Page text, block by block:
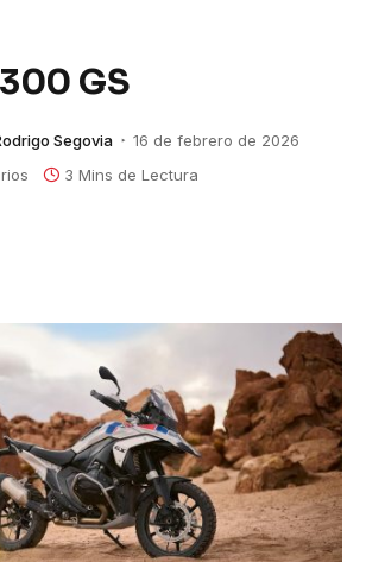
GS
Segovia
16 de febrero de 2026
3 Mins de Lectura